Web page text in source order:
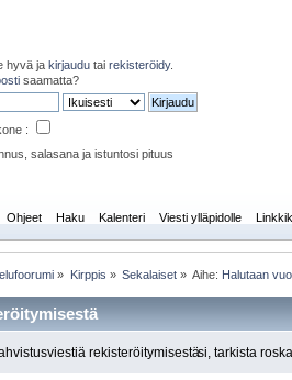
hyvä jakirjaudu tairekisteröidy.
saamatta?
:
salasana ja istuntosi pituus
Ohjeet Haku Kalenteri Viesti ylläpidolle
» Kirppis » Sekalaiset » Aihe: Halutaan
rekisteröitymisestäsi, tarkista